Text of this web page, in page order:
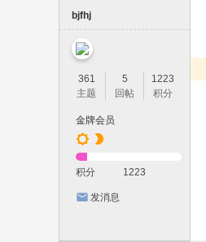
坛
bjfhj
361
主题
5
回帖
1223
积分
金牌会员
积分 1223
发消息